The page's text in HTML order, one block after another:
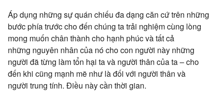
Áp dụng những sự quán chiếu đa dạng căn cứ trên những
bước phía trước cho đến chúng ta trải nghiệm cùng lòng
mong muốn chân thành cho hạnh phúc và tất cả
những nguyên nhân của nó cho con người này những
người đã từng làm tổn hại ta và người thân của ta – cho
đến khi cũng mạnh mẽ như là đối với người thân và
người trung tính. Điều này cần thời gian.